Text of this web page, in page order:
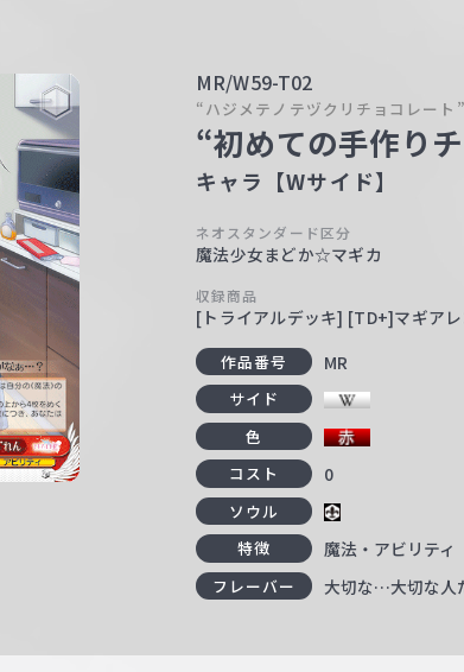
MR/W59-T02
“ハジメテノテヅクリチョコレート
“初めての手作り
キャラ【Wサイド】
ネオスタンダード区分
魔法少女まどか☆マギカ
収録商品
[トライアルデッキ] [TD+]マギア
作品番号 MR
サイド
色
コスト 0
ソウル
特徴 魔法・アビリティ
フレーバー 大切な…大切な人